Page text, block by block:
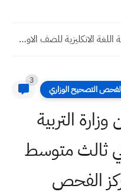
تحميل ملزمة اللغة الانكليزية للصف الاول المتوسط 2022 - 2023...
التصحيح الوزاري
3
التربية
ثالث متوسط
مركز الفحص